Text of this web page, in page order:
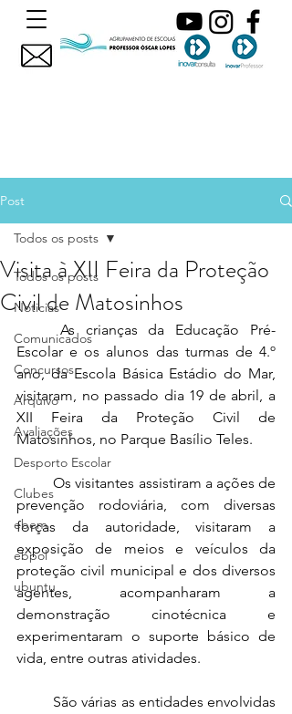
Post
Todos os posts
Noticias
Comunicados
Concursos
Arquivo
Avaliações
Desporto Escolar
Clubes
ebem
ebpol
ubuntu
Todos os posts
Visita à XII Feira da Proteção
Civil de Matosinhos
As crianças da Educação Pré-
Escolar e os alunos das turmas de 4.º
ano, da Escola Básica Estádio do Mar,
visitaram, no passado dia 19 de abril, a
XII Feira da Proteção Civil de
Matosinhos, no Parque Basílio Teles.
Os visitantes assistiram a ações de
prevenção rodoviária, com diversas
forças da autoridade, visitaram a
exposição de meios e veículos da
proteção civil municipal e dos diversos
agentes, acompanharam a
demonstração cinotécnica e
experimentaram o suporte básico de
vida, entre outras atividades.
São várias as entidades envolvidas